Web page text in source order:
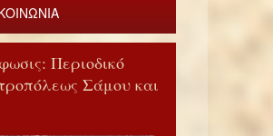
Περιοδικό
Σάμου και